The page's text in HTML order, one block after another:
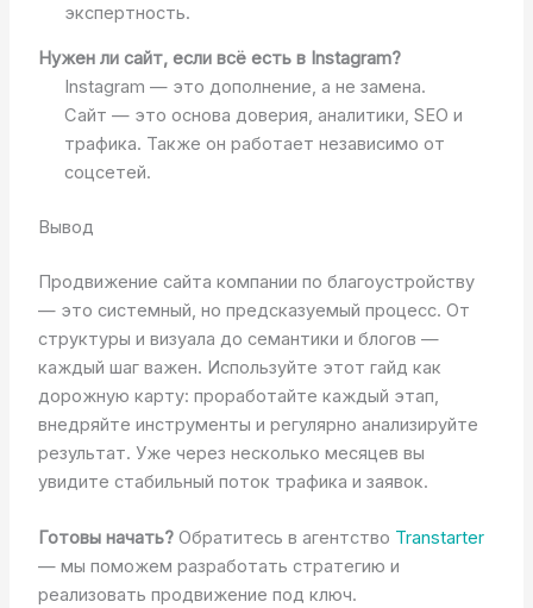
экспертность.
Нужен ли сайт, если всё есть в Instagram?
Instagram — это дополнение, а не замена.
Сайт — это основа доверия, аналитики, SEO и
трафика. Также он работает независимо от
соцсетей.
Вывод
Продвижение сайта компании по благоустройству
— это системный, но предсказуемый процесс. От
структуры и визуала до семантики и блогов —
каждый шаг важен. Используйте этот гайд как
дорожную карту: проработайте каждый этап,
внедряйте инструменты и регулярно анализируйте
результат. Уже через несколько месяцев вы
увидите стабильный поток трафика и заявок.
Готовы начать?Обратитесь в агентство Transtarter
— мы поможем разработать стратегию и
реализовать продвижение под ключ.